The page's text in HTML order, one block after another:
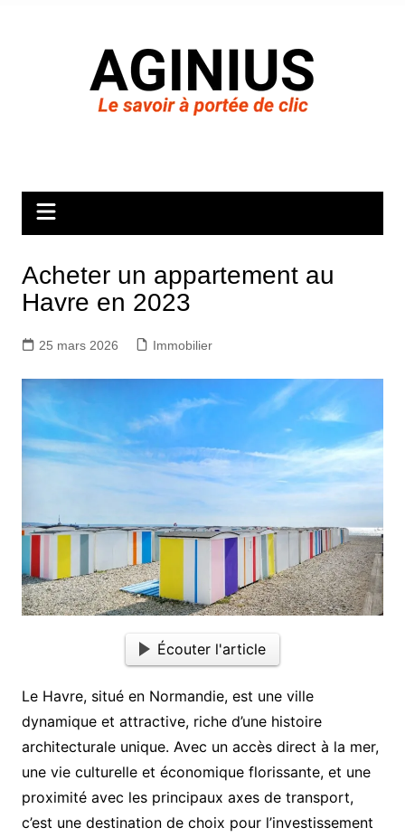
Acheter un appartement au
Havre en 2023
25 mars 2026 Immobilier
Écouter l'article
Le Havre, situé en Normandie, est une ville
dynamique et attractive, riche d’une histoire
architecturale unique. Avec un accès direct à la mer,
une vie culturelle et économique florissante, et une
proximité avec les principaux axes de transport,
c’est une destination de choix pour l’investissement